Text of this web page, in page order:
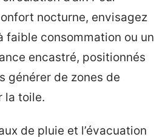
nocturne, envisagez
faible consommation ou un
encastré, positionnés
générer de zones de
la toile.
de pluie et l’évacuation